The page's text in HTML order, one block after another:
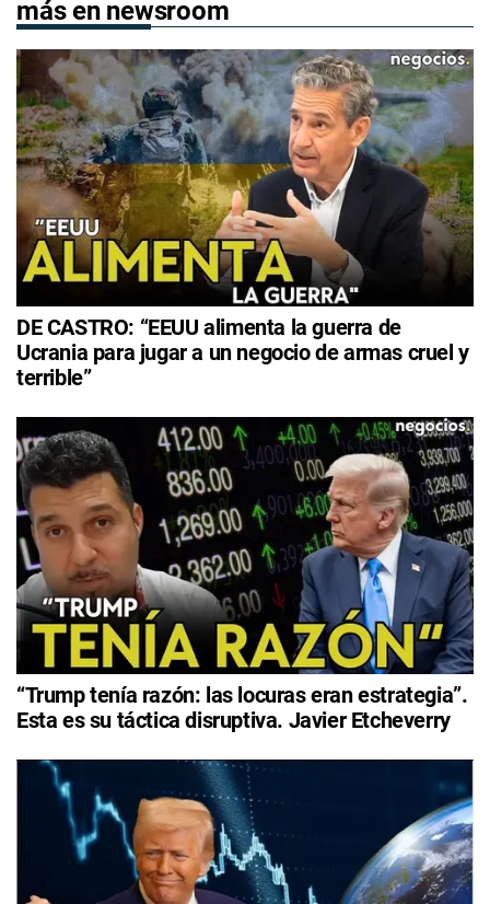
más en newsroom
DE CASTRO: “EEUU alimenta la guerra de
Ucrania para jugar a un negocio de armas cruel y
terrible”
“Trump tenía razón: las locuras eran estrategia”.
Esta es su táctica disruptiva. Javier Etcheverry